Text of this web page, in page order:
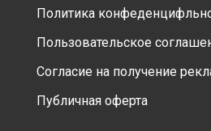
Политика
Пользовательское
Согласие на получение
Публичная оферта